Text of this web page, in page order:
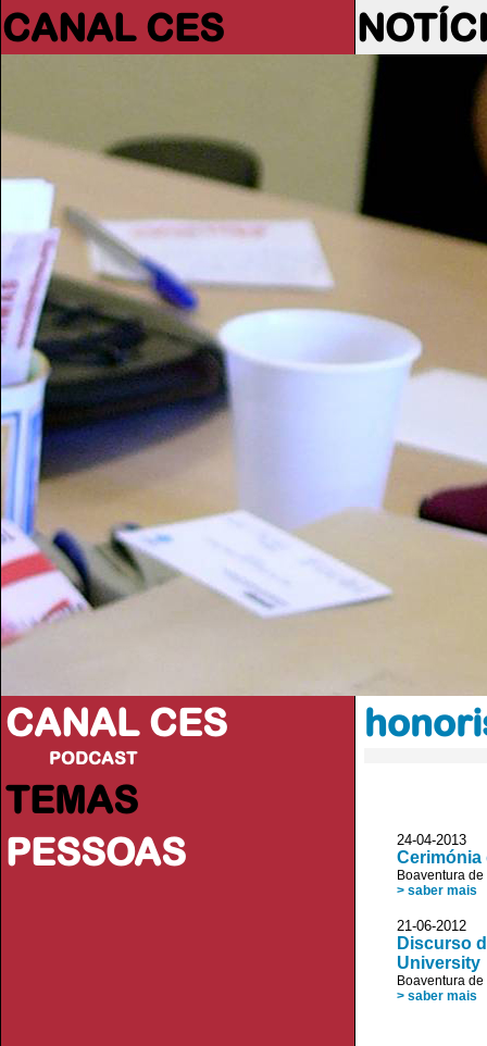
CANAL CES
CANAL CES
PODCAST
TEMAS
PESSOAS
24-04-
Cerimónia
Boaventura
> saber mais
21-06-
Discurso
University
Boaventura
> saber mais